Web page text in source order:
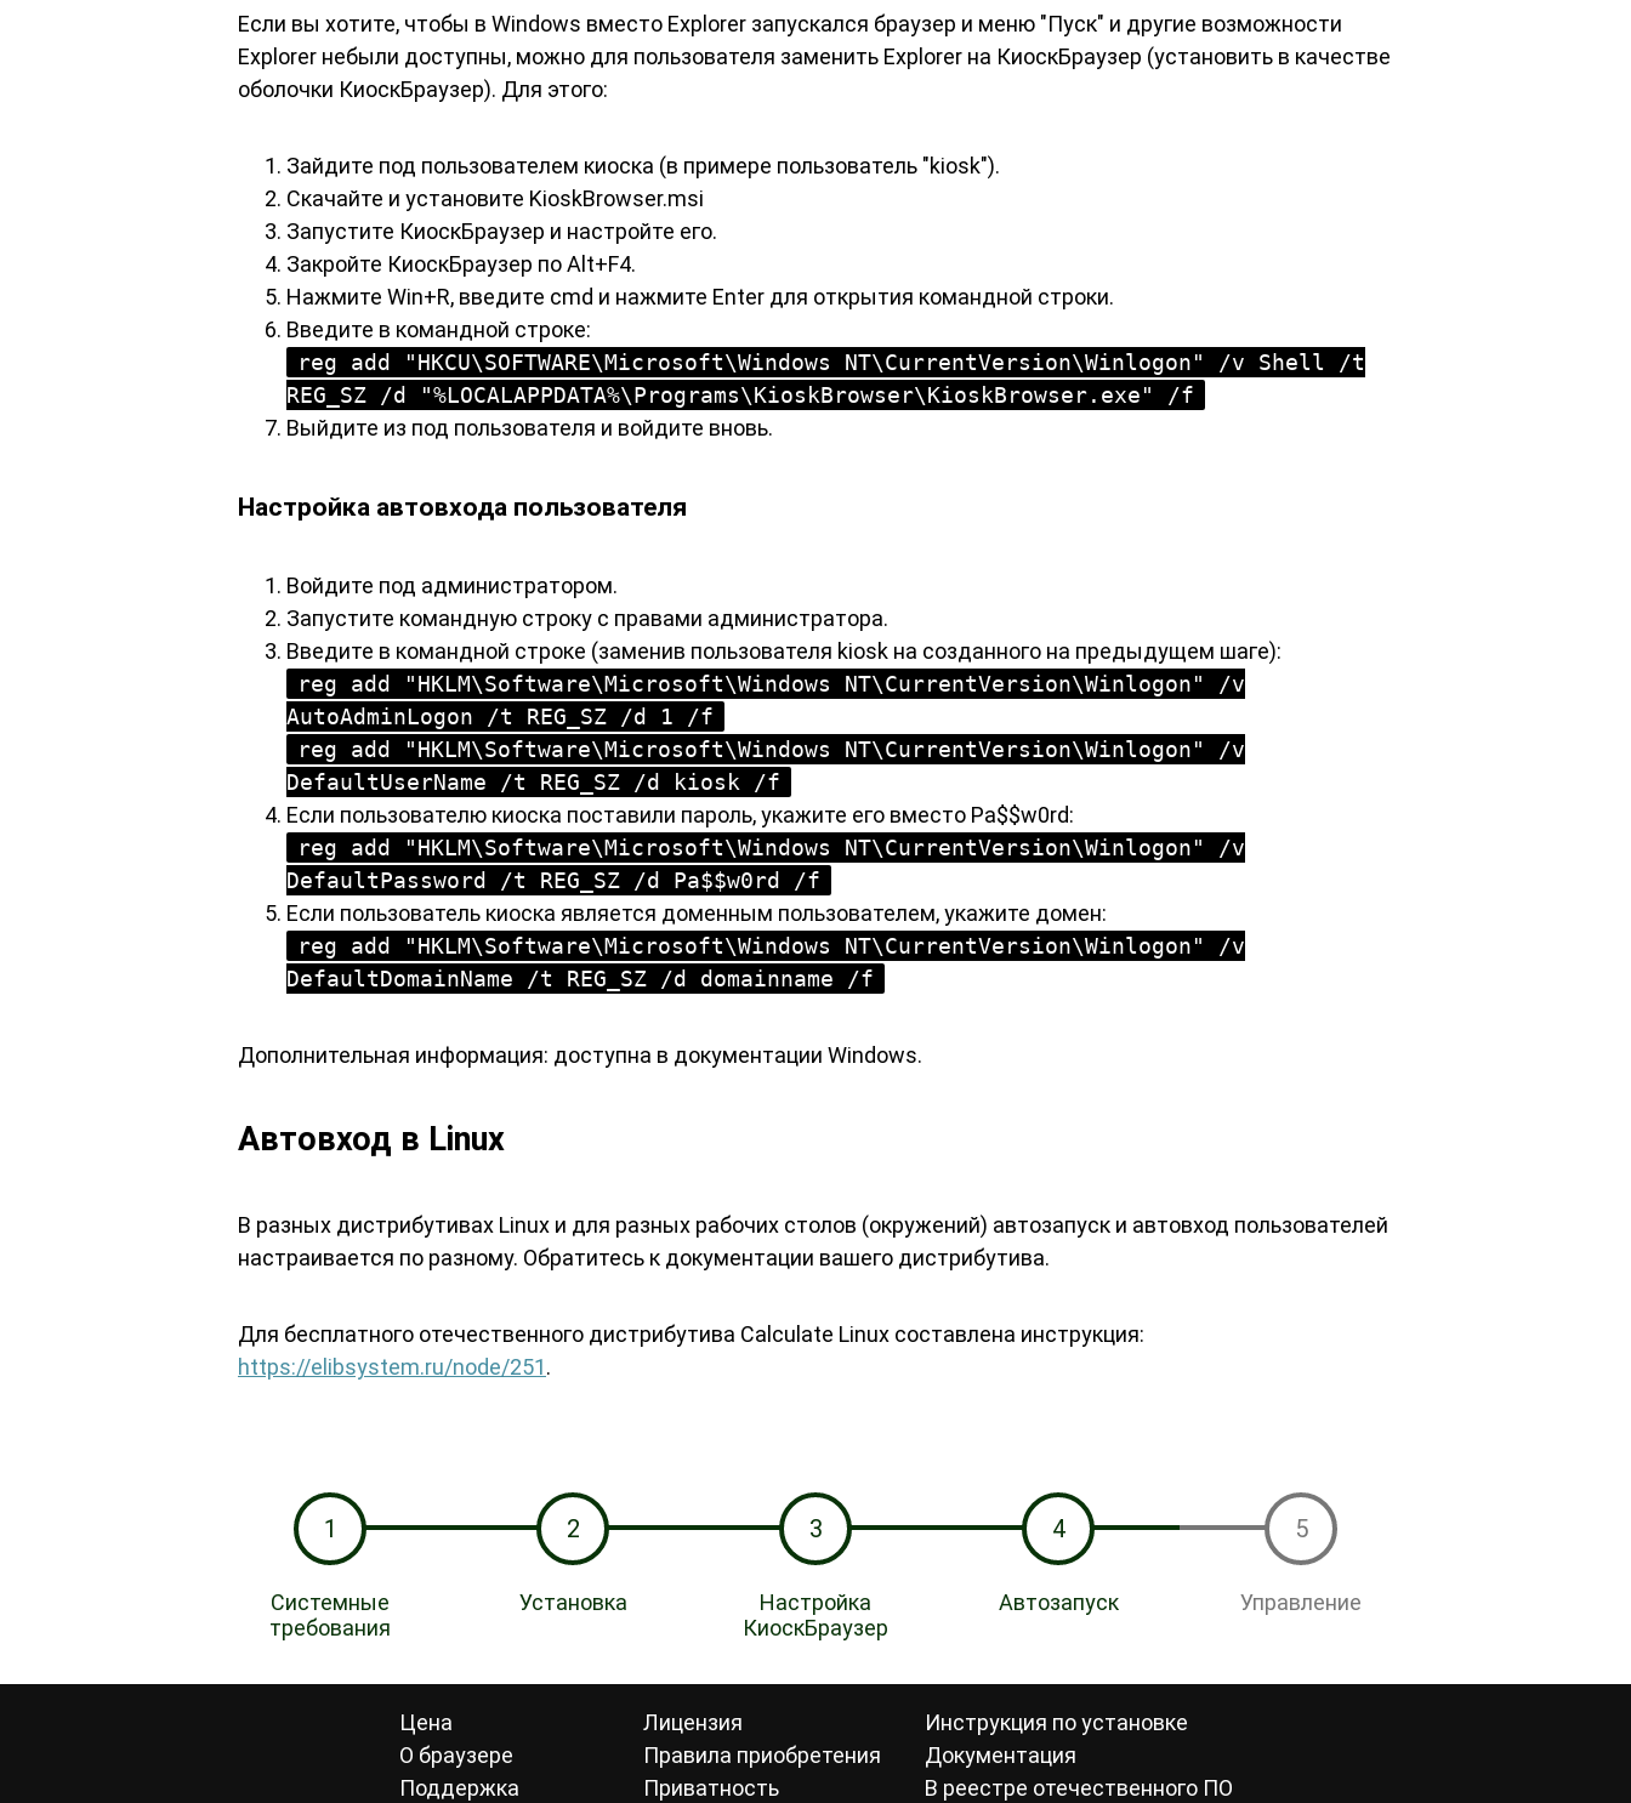
Если вы хотите, чтобы в Windows вместо Explorer запускался браузер и меню "Пуск" и другие возможности
Explorer небыли доступны, можно для пользователя заменить Explorer на КиоскБраузер (установить в качестве
оболочки КиоскБраузер). Для этого:
Зайдите под пользователем киоска (в примере пользователь "kiosk").
Скачайте и установите KioskBrowser.msi
Запустите КиоскБраузер и настройте его.
Закройте КиоскБраузер по Alt+F4.
Нажмите Win+R, введите cmd и нажмите Enter для открытия командной строки.
Введите в командной строке:
reg add "HKCU\SOFTWARE\Microsoft\Windows NT\CurrentVersion\Winlogon" /v Shell /t
REG_SZ /d "%LOCALAPPDATA%\Programs\KioskBrowser\KioskBrowser.exe" /f
Выйдите из под пользователя и войдите вновь.
Настройка автовхода пользователя
Войдите под администратором.
Запустите командную строку с правами администратора.
Введите в командной строке (заменив пользователя kiosk на созданного на предыдущем шаге):
reg add "HKLM\Software\Microsoft\Windows NT\CurrentVersion\Winlogon" /v
AutoAdminLogon /t REG_SZ /d 1 /f
reg add "HKLM\Software\Microsoft\Windows NT\CurrentVersion\Winlogon" /v
DefaultUserName /t REG_SZ /d kiosk /f
Если пользователю киоска поставили пароль, укажите его вместо Pa$$w0rd:
reg add "HKLM\Software\Microsoft\Windows NT\CurrentVersion\Winlogon" /v
DefaultPassword /t REG_SZ /d Pa$$w0rd /f
Если пользователь киоска является доменным пользователем, укажите домен:
reg add "HKLM\Software\Microsoft\Windows NT\CurrentVersion\Winlogon" /v
DefaultDomainName /t REG_SZ /d domainname /f
Дополнительная информация: доступна в документации Windows.
Автовход в Linux
В разных дистрибутивах Linux и для разных рабочих столов (окружений) автозапуск и автовход пользователей
настраивается по разному. Обратитесь к документации вашего дистрибутива.
Для бесплатного отечественного дистрибутива Calculate Linux составлена инструкция:
https://elibsystem.ru/node/251.
1
Системные
требования
2
Установка
3
Настройка
КиоскБраузер
4
Автозапуск
5
Управление
Цена
О браузере
Поддержка
Лицензия
Правила приобретения
Приватность
Инструкция по установке
Документация
В реестре отечественного ПО